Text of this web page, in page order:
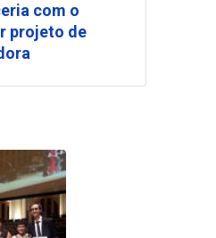
com o
projeto de